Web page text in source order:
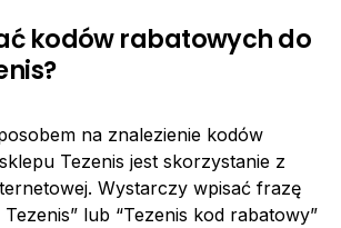
kodów rabatowych do
na znalezienie kodów
Tezenis jest skorzystanie z
Wystarczy wpisać frazę
lub “Tezenis kod rabatowy”